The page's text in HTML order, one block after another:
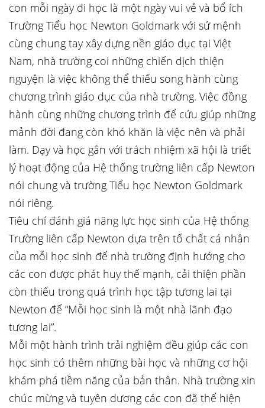
con mỗi ngày đi học là một ngày vui vẻ và bổ ích
Trường Tiểu học Newton Goldmark với sứ mệnh
cùng chung tay xây dựng nền giáo dục tại Việt
Nam, nhà trường coi những chiến dịch thiện
nguyện là việc không thể thiếu song hành cùng
chương trình giáo dục của nhà trường. Việc đồng
hành cùng những chương trình để cứu giúp những
mảnh đời đang còn khó khăn là việc nên và phải
làm. Dạy và học gắn với trách nhiệm xã hội là triết
lý hoạt động của Hệ thống trường liên cấp Newton
nói chung và trường Tiểu học Newton Goldmark
nói riêng.
Tiêu chí đánh giá năng lực học sinh của Hệ thống
Trường liên cấp Newton dựa trên tố chất cá nhân
của mỗi học sinh để nhà trường định hướng cho
các con được phát huy thế mạnh, cải thiện phần
còn thiếu trong quá trình học tập tương lai tại
Newton để “Mỗi học sinh là một nhà lãnh đạo
tương lai”.
Mỗi một hành trình trải nghiệm đều giúp các con
học sinh có thêm những bài học và những cơ hội
khám phá tiềm năng của bản thân. Nhà trường xin
chúc mừng và tuyên dương các con đã thể hiện